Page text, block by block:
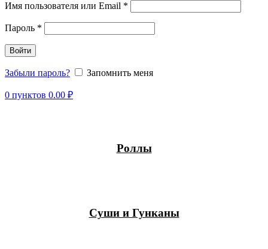
Имя пользователя или Email *
Пароль *
Войти
Забыли пароль? Запомнить меня
0 пунктов 0.00 ₽
Роллы
Суши и Гунканы